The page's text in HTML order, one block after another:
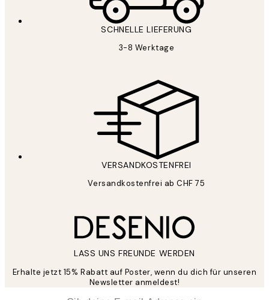
SCHNELLE LIEFERUNG
3-8 Werktage
VERSANDKOSTENFREI
Versandkostenfrei ab CHF 75
LASS UNS FREUNDE WERDEN
Erhalte jetzt 15% Rabatt auf Poster, wenn du dich für unseren
Newsletter anmeldest!